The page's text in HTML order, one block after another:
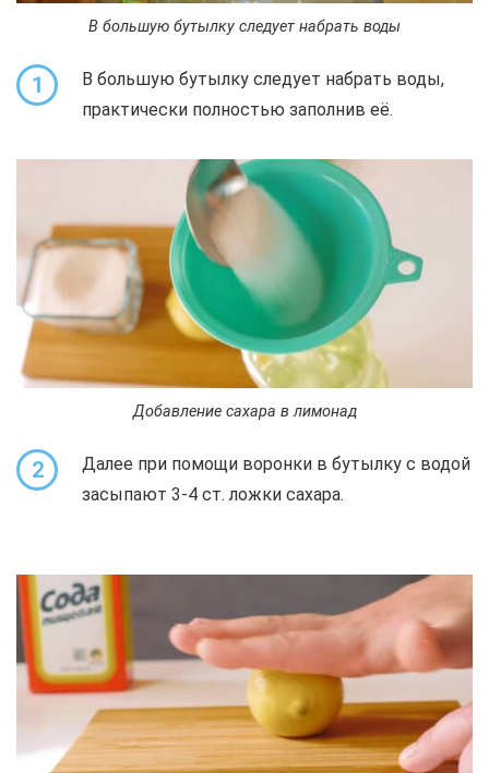
В большую бутылку следует набрать воды
1
В большую бутылку следует набрать воды,
практически полностью заполнив её.
Добавление сахара в лимонад
2
Далее при помощи воронки в бутылку с водой
засыпают 3-4 ст. ложки сахара.